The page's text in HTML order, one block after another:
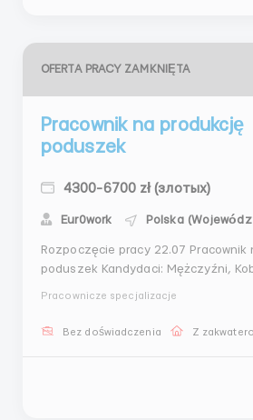
OFERTA PRACY ZAMKNIĘTA
Pracownik na produkcję
poduszek
4300-6700 zł (злотых)
Eur0work Polska
Rozpoczęcie pracy 22.07 Pracownik na produkcję
poduszek Kandydaci: Mężczyźni, Kobiety do 55 lat.
studentów do 26 lat. Harmonogram pracy: - Od
Pracownicze specjalizacje
Bez doświadczenia Z